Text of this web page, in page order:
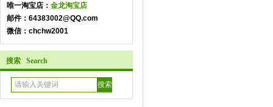
唯一淘宝店： 金龙淘宝店
邮件：64383002@QQ.com
微信：chchw2001
搜索 Search